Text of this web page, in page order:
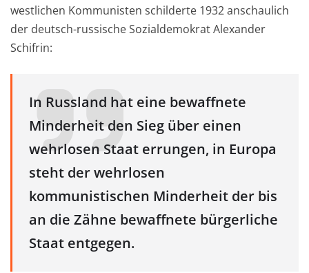
westlichen Kommunisten schilderte 1932 anschaulich
der deutsch-russische Sozialdemokrat Alexander
Schifrin:
In Russland hat eine bewaffnete
Minderheit den Sieg über einen
wehrlosen Staat errungen, in Europa
steht der wehrlosen
kommunistischen Minderheit der bis
an die Zähne bewaffnete bürgerliche
Staat entgegen.